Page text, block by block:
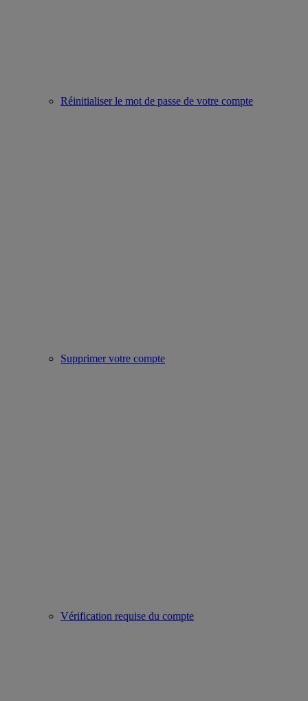
Réinitialiser le mot de passe de votre compte
Supprimer votre compte
Vérification requise du compte